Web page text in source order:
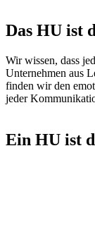
Das HU ist
Wir wissen, dass
Unternehmen aus
finden wir den
jeder
Ein HU ist